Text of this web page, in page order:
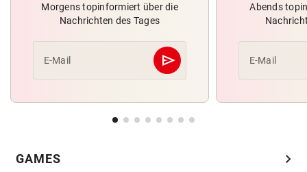
Morgens topinformiert über die
Nachrichten des Tages
E-Mail send
Abschicken
Abends
E-Mail
GAMES chevron_right